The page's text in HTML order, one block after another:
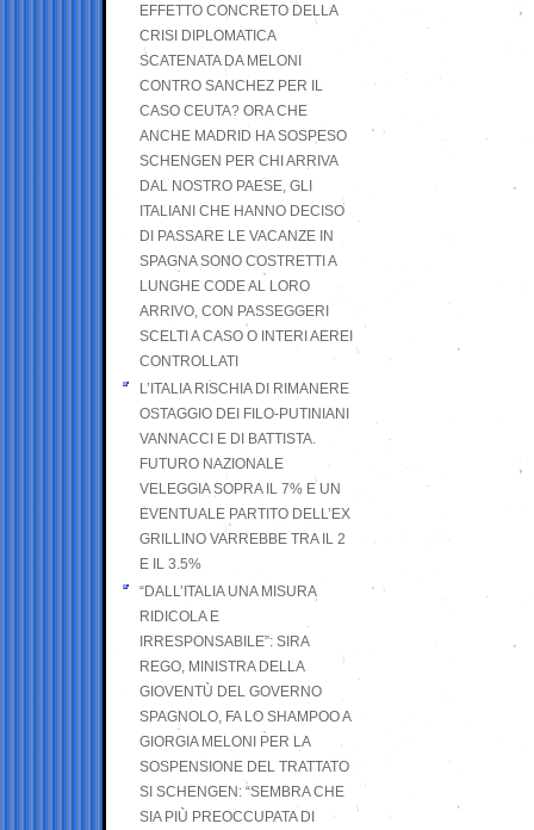
EFFETTO CONCRETO DELLA
CRISI DIPLOMATICA
SCATENATA DA MELONI
CONTRO SANCHEZ PER IL
CASO CEUTA? ORA CHE
ANCHE MADRID HA SOSPESO
SCHENGEN PER CHI ARRIVA
DAL NOSTRO PAESE, GLI
ITALIANI CHE HANNO DECISO
DI PASSARE LE VACANZE IN
SPAGNA SONO COSTRETTI A
LUNGHE CODE AL LORO
ARRIVO, CON PASSEGGERI
SCELTI A CASO O INTERI AEREI
CONTROLLATI
L’ITALIA RISCHIA DI RIMANERE
OSTAGGIO DEI FILO-PUTINIANI
VANNACCI E DI BATTISTA.
FUTURO NAZIONALE
VELEGGIA SOPRA IL 7% E UN
EVENTUALE PARTITO DELL’EX
GRILLINO VARREBBE TRA IL 2
E IL 3.5%
“DALL’ITALIA UNA MISURA
RIDICOLA E
IRRESPONSABILE”: SIRA
REGO, MINISTRA DELLA
GIOVENTÙ DEL GOVERNO
SPAGNOLO, FA LO SHAMPOO A
GIORGIA MELONI PER LA
SOSPENSIONE DEL TRATTATO
SI SCHENGEN: “SEMBRA CHE
SIA PIÙ PREOCCUPATA DI